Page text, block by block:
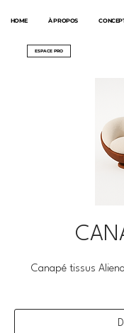
HOME À PROPOS
ESPACE PRO
Canapé tissus